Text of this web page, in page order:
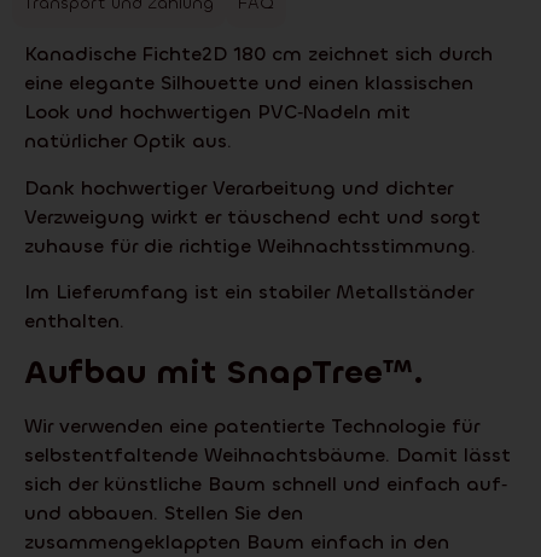
Kanadische Fichte2D 180 cm zeichnet sich durch
eine elegante Silhouette und einen klassischen
Look und hochwertigen PVC‑Nadeln mit
natürlicher Optik aus.
Dank hochwertiger Verarbeitung und dichter
Verzweigung wirkt er täuschend echt und sorgt
zuhause für die richtige Weihnachtsstimmung.
Im Lieferumfang ist ein stabiler Metallständer
enthalten.
Aufbau mit SnapTree™.
Wir verwenden eine patentierte Technologie für
selbstentfaltende Weihnachtsbäume. Damit lässt
sich der künstliche Baum schnell und einfach auf‑
und abbauen. Stellen Sie den
zusammengeklappten Baum einfach in den